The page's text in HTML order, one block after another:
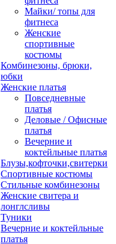
Майки/ топы для
фитнеса
Женские
спортивные
костюмы
Комбинезоны, брюки,
юбки
Женские платья
Повседневные
платья
Деловые / Офисные
платья
Вечерние и
коктейльные платья
Блузы,кофточки,свитерки
Спортивные костюмы
Стильные комбинезоны
Женские свитера и
лонглсливы
Туники
Вечерние и коктейльные
платья